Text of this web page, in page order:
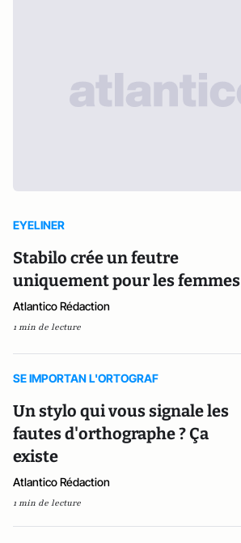
EYELINER
Stabilo crée un feutre
uniquement pour les femmes
Atlantico Rédaction
1 min de lecture
SE IMPORTAN L'ORTOGRAF
Un stylo qui vous signale les
fautes d'orthographe ? Ça
existe
Atlantico Rédaction
1 min de lecture